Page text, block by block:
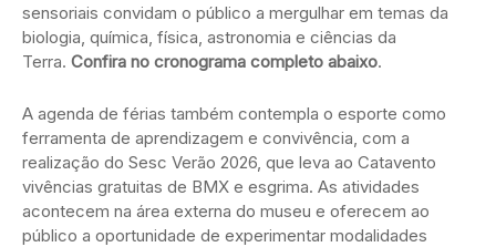
sensoriais convidam o público a mergulhar em temas da
biologia, química, física, astronomia e ciências da
Terra. Confira no cronograma completo abaixo.
A agenda de férias também contempla o esporte como
ferramenta de aprendizagem e convivência, com a
realização do Sesc Verão 2026, que leva ao Catavento
vivências gratuitas de BMX e esgrima. As atividades
acontecem na área externa do museu e oferecem ao
público a oportunidade de experimentar modalidades